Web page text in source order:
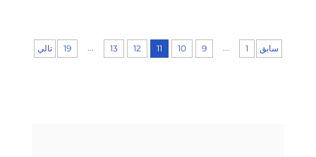
سابق 1
...
9
10
11
12
13
...
19 تالي